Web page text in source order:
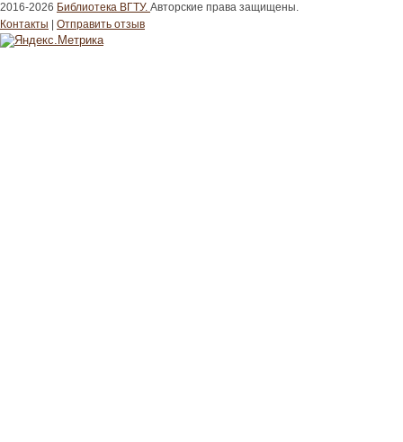
2016-2026 Библиотека ВГТУ. Авторские права защищены.
Контакты
Отправить отзыв